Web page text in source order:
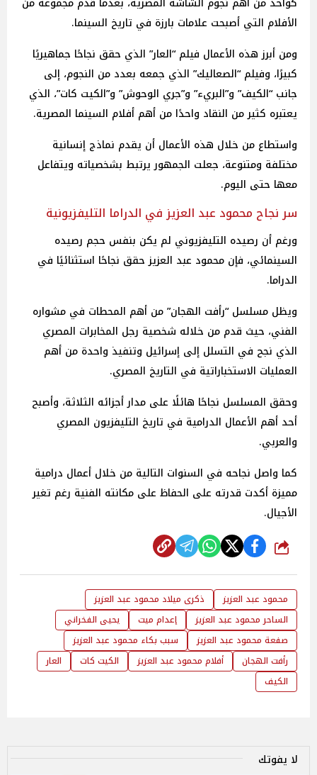
الأفلام التي أصبحت علامات بارزة في تاريخ السينما.
ومن أبرز هذه الأعمال فيلم “العار” الذي حقق نجاحًا جماهيريًا
كبيرًا، وفيلم “الصعاليك” الذي جمعه بعدد من النجوم، إلى
جانب “الكيف” و”البريء” و”جري الوحوش” و”الكيت كات”، الذي
يعتبره كثير من النقاد واحدًا من أهم أفلام السينما المصرية.
واستطاع من خلال هذه الأعمال أن يقدم نماذج إنسانية
مختلفة ومتنوعة، جعلت الجمهور يرتبط بشخصياته ويتفاعل
معها حتى اليوم.
سر نجاح محمود عبد العزيز في الدراما التليفزيونية
ورغم أن رصيده التليفزيوني لم يكن بنفس حجم رصيده
السينمائي، فإن محمود عبد العزيز حقق نجاحًا استثنائيًا في
الدراما.
ويظل مسلسل “رأفت الهجان” من أهم المحطات في مشواره
الفني، حيث قدم من خلاله شخصية رجل المخابرات المصري
الذي نجح في التسلل إلى إسرائيل وتنفيذ واحدة من أهم
العمليات الاستخباراتية في التاريخ المصري.
وحقق المسلسل نجاحًا هائلًا على مدار أجزائه الثلاثة، وأصبح
أحد أهم الأعمال الدرامية في تاريخ التليفزيون المصري
والعربي.
كما واصل نجاحه في السنوات التالية من خلال أعمال درامية
مميزة أكدت قدرته على الحفاظ على مكانته الفنية رغم تغير
الأجيال.
شارك
محمود عبد العزيز
ذكرى ميلاد محمود عبد العزيز
الساحر محمود عبد العزيز
إعدام ميت
يحيى الفخراني
صفعة محمود عبد العزيز
سبب بكاء محمود عبد العزيز
رأفت الهجان
أفلام محمود عبد العزيز الكيت كات
العار
الكيف
لا يفوتك